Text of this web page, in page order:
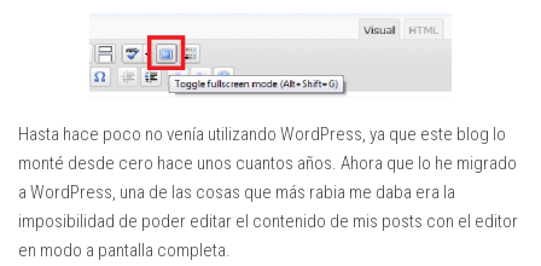
Hasta hace poco no venía utilizando WordPress, ya que este blog lo
monté desde cero hace unos cuantos años. Ahora que lo he migrado
a WordPress, una de las cosas que más rabia me daba era la
imposibilidad de poder editar el contenido de mis posts con el editor
en modo a pantalla completa.